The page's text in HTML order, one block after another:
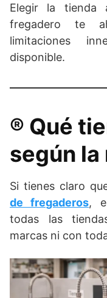
Elegir la tienda
fregadero te
limitaciones
disponible.
®️​ Qué
según la
Si tienes claro
de fregaderos,
todas las
marcas ni con